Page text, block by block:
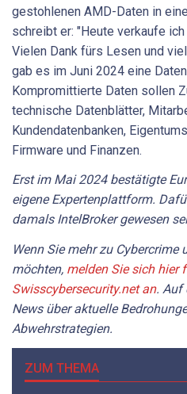
gestohlenen AMD-Daten in
schreibt er: "Heute verkaufe
Vielen Dank fürs Lesen und
gab es im Juni 2024 eine
Kompromittierte Daten sollen
technische Datenblätter,
Kundendatenbanken,
Firmware und Finanzen.
Erst im Mai 2024 bestätigte
eigene Expertenplattform.
damals IntelBroker gewesen
Wenn Sie mehr zu Cybercrime
möchten, melden Sie sich hier
Swisscybersecurity.net an. Auf
News über aktuelle
Abwehrstrategien.
ZUM THEMA